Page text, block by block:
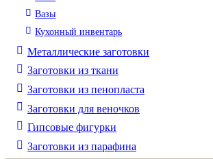
Вазы
Кухонный инвентарь
Металлические заготовки
Заготовки из ткани
Заготовки из пенопласта
Заготовки для веночков
Гипсовые фигурки
Заготовки из парафина